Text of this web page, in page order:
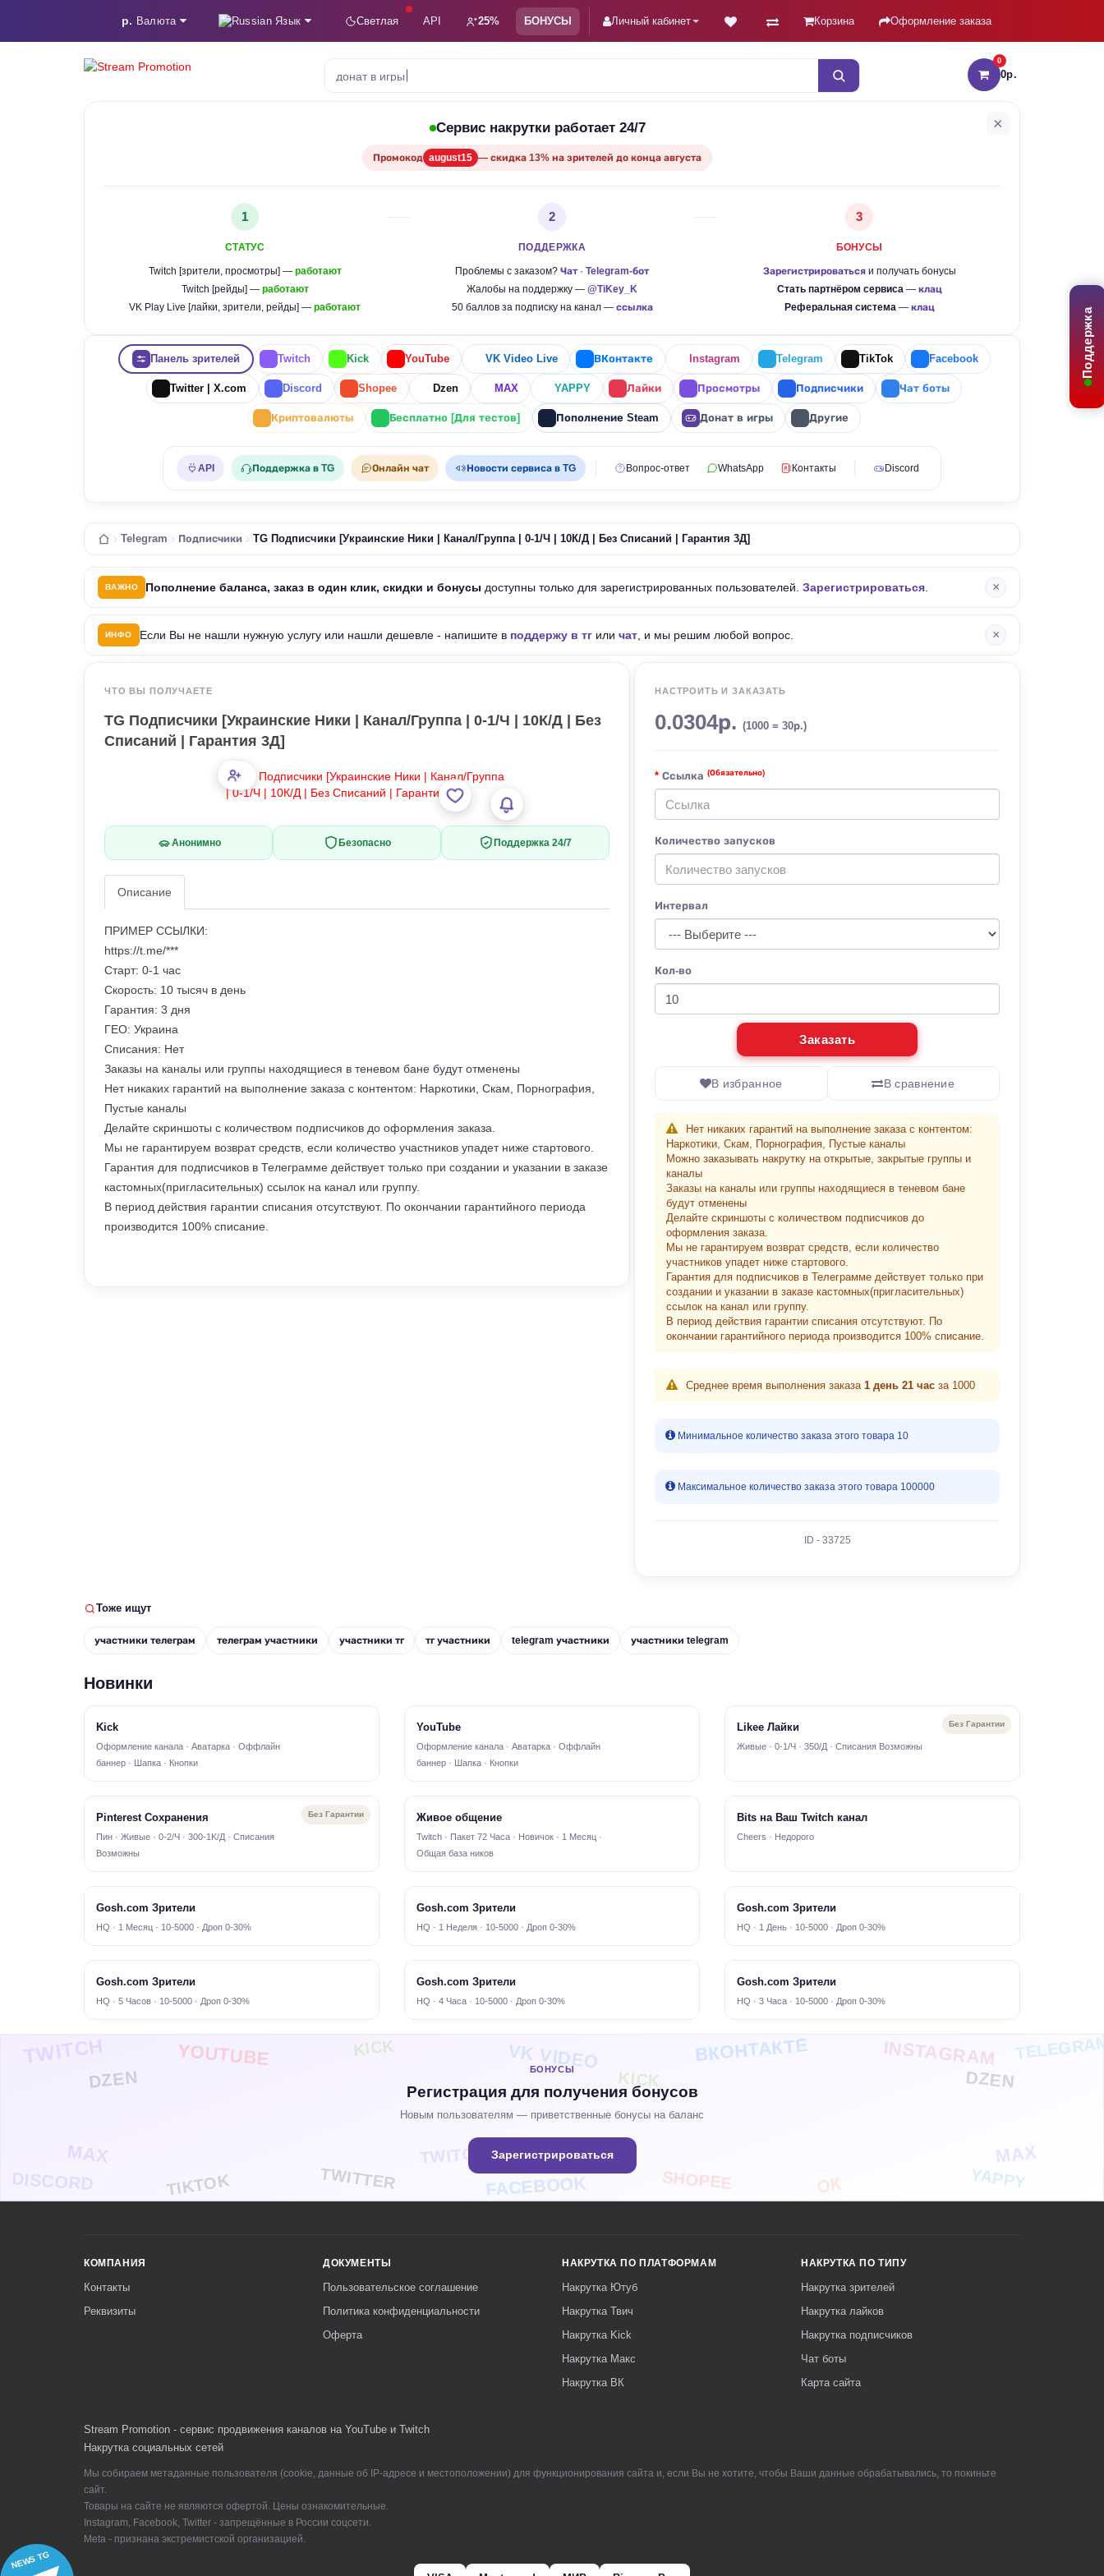
Поддержка
NEWS TG
р. Валюта Язык Светлая API 25% БОНУСЫ Личный кабинет Корзина Оформление заказа
донат в игры
0
0р.
×
Сервис накрутки работает 24/7
Промокод august15 — скидка 13% на зрителей до конца августа
1
СТАТУС
Twitch [зрители, просмотры] — работают
Twitch [рейды] — работают
VK Play Live [лайки, зрители, рейды] — работают
2
ПОДДЕРЖКА
Проблемы с заказом? Чат· Telegram-бот
Жалобы на поддержку — @TiKey_K
50 баллов за подписку на канал — ссылка
3
БОНУСЫ
Зарегистрироватьсяи получать бонусы
Стать партнёром сервиса— клац
Реферальная система— клац
Панель зрителей Twitch Kick YouTube VK Video Live ВКонтакте Instagram Telegram TikTok Facebook
Twitter | X.com Discord Shopee Dzen MAX YAPPY Лайки Просмотры Подписчики Чат боты
Криптовалюты Бесплатно [Для тестов] Пополнение Steam Донат в игры Другие
API Поддержка в TG Онлайн чат Новости сервиса в TG Вопрос-ответ WhatsApp Контакты Discord
Telegram Подписчики TG Подписчики [Украинские Ники | Канал/Группа | 0-1/Ч | 10К/Д | Без Списаний | Гарантия 3Д]
ВАЖНО Пополнение баланса, заказ в один клик, скидки и бонусы доступны только для зарегистрированных пользователей. Зарегистрироваться ×
ИНФО Если Вы не нашли нужную услугу или нашли дешевле - напишите в поддержу в тгили чат, и мы решим любой вопрос. ×
ЧТО ВЫ ПОЛУЧАЕТЕ
TG Подписчики [Украинские Ники | Канал/Группа | 0-1/Ч | 10К/Д | Без
Списаний | Гарантия 3Д]
Анонимно Безопасно Поддержка 24/7
Описание
ПРИМЕР ССЫЛКИ:
https://t.me/***
Старт: 0-1 час
Скорость: 10 тысяч в день
Гарантия: 3 дня
ГЕО: Украина
Списания: Нет
Заказы на каналы или группы находящиеся в теневом бане будут отменены
Нет никаких гарантий на выполнение заказа с контентом: Наркотики, Скам, Порнография,
Пустые каналы
Делайте скриншоты с количеством подписчиков до оформления заказа.
Мы не гарантируем возврат средств, если количество участников упадет ниже стартового.
Гарантия для подписчиков в Телеграмме действует только при создании и указании в заказе
кастомных(пригласительных) ссылок на канал или группу.
В период действия гарантии списания отсутствуют. По окончании гарантийного периода
производится 100% списание.
НАСТРОИТЬ И ЗАКАЗАТЬ
0.0304р. (1000 = 30р.)
Ссылка (Обязательно)
Количество запусков
Интервал
Кол-во
Заказать
В избранное В сравнение
Нет никаких гарантий на выполнение заказа с контентом:
Наркотики, Скам, Порнография, Пустые каналы
Можно заказывать накрутку на открытые, закрытые группы и
каналы
Заказы на каналы или группы находящиеся в теневом бане
будут отменены
Делайте скриншоты с количеством подписчиков до
оформления заказа.
Мы не гарантируем возврат средств, если количество
участников упадет ниже стартового.
Гарантия для подписчиков в Телеграмме действует только при
создании и указании в заказе кастомных(пригласительных)
ссылок на канал или группу.
В период действия гарантии списания отсутствуют. По
окончании гарантийного периода производится 100% списание.
Среднее время выполнения заказа 1 день 21 час за 1000
Минимальное количество заказа этого товара 10
Максимальное количество заказа этого товара 100000
ID - 33725
Тоже ищут
участники телеграм телеграм участники участники тг тг участники telegram участники участники telegram
Новинки
Kick
Оформление канала · Аватарка · Оффлайн
баннер · Шапка · Кнопки
YouTube
Оформление канала · Аватарка · Оффлайн
баннер · Шапка · Кнопки
Без Гарантии
Likee Лайки
Живые · 0-1/Ч · 350/Д · Списания Возможны
Без Гарантии
Pinterest Сохранения
Пин · Живые · 0-2/Ч · 300-1K/Д · Списания
Возможны
Живое общение
Twitch · Пакет 72 Часа · Новичок · 1 Месяц ·
Общая база ников
Bits на Ваш Twitch канал
Cheers · Недорого
Gosh.com Зрители
HQ · 1 Месяц · 10-5000 · Дроп 0-30%
Gosh.com Зрители
HQ · 1 Неделя · 10-5000 · Дроп 0-30%
Gosh.com Зрители
HQ · 1 День · 10-5000 · Дроп 0-30%
Gosh.com Зрители
HQ · 5 Часов · 10-5000 · Дроп 0-30%
Gosh.com Зрители
HQ · 4 Часа · 10-5000 · Дроп 0-30%
Gosh.com Зрители
HQ · 3 Часа · 10-5000 · Дроп 0-30%
TWITCH YOUTUBE KICK VK VIDEO ВКОНТАКТЕ INSTAGRAM
DISCORD TIKTOK TWITTER FACEBOOK SHOPEE ОК YAPPY
DZEN
MAX
DZEN
MAX
KICK
TWITCH
БОНУСЫ
Регистрация для получения бонусов
Новым пользователям — приветственные бонусы на баланс
Зарегистрироваться
КОМПАНИЯ
Контакты
Реквизиты
ДОКУМЕНТЫ
Пользовательское соглашение
Политика конфиденциальности
Оферта
НАКРУТКА ПО ПЛАТФОРМАМ
Накрутка Ютуб
Накрутка Твич
Накрутка Kick
Накрутка Макс
Накрутка ВК
НАКРУТКА ПО ТИПУ
Накрутка зрителей
Накрутка лайков
Накрутка подписчиков
Чат боты
Карта сайта
Stream Promotion - сервис продвижения каналов на YouTube и Twitch
Накрутка социальных сетей
Мы собираем метаданные пользователя (cookie, данные об IP-адресе и местоположении) для функционирования сайта и, если Вы не хотите, чтобы Ваши данные обрабатывались, то покиньте
сайт.
Товары на сайте не являются офертой. Цены ознакомительные.
Instagram, Facebook, Twitter - запрещённые в России соцсети.
Meta - признана экстремистской организацией.